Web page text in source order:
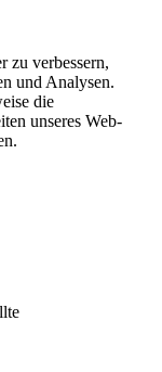
zu verbessern,
und Analysen.
die
unseres Web-